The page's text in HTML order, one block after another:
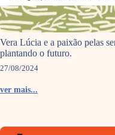
Vera Lúcia e a paixão pelas
plantando o futuro.
27/08/2024
ver mais...